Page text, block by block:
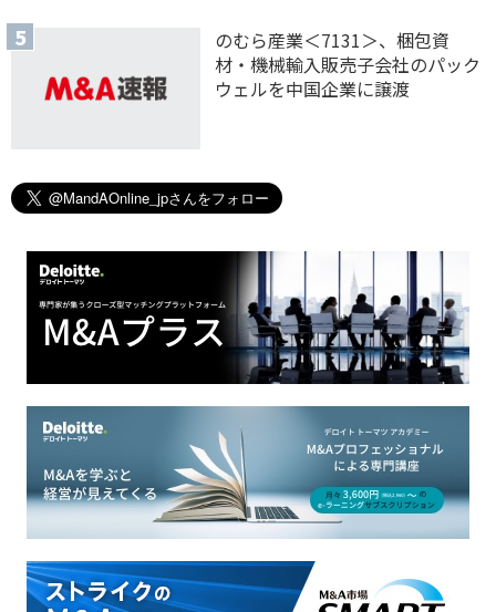
のむら産業＜7131＞、梱包資
材・機械輸入販売子会社のパック
ウェルを中国企業に譲渡